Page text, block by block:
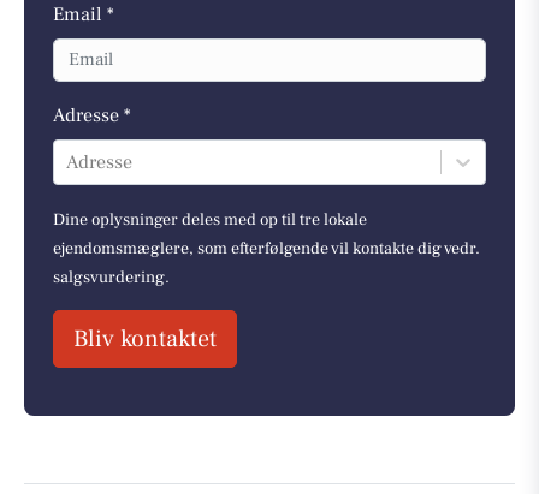
Email *
Adresse *
Adresse
Dine oplysninger deles med op til tre lokale
ejendomsmæglere, som efterfølgende vil kontakte dig vedr.
salgsvurdering.
Bliv kontaktet